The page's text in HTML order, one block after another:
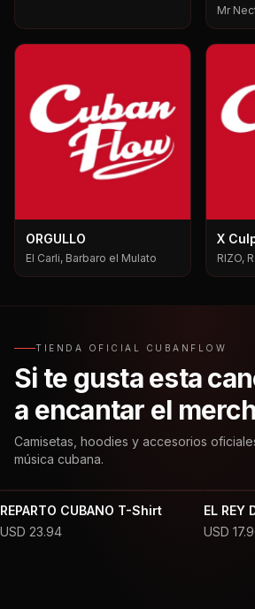
Mr
ORGULLO
El Carli, Barbaro el Mulato
X
RIZO,
TIENDA OFICIAL CUBANFLOW
Si te gusta esta
a encantar el merch
Camisetas, hoodies y accesorios
música cubana.
REPARTO CUBANO T-Shirt
USD 23.94
EL REY
USD